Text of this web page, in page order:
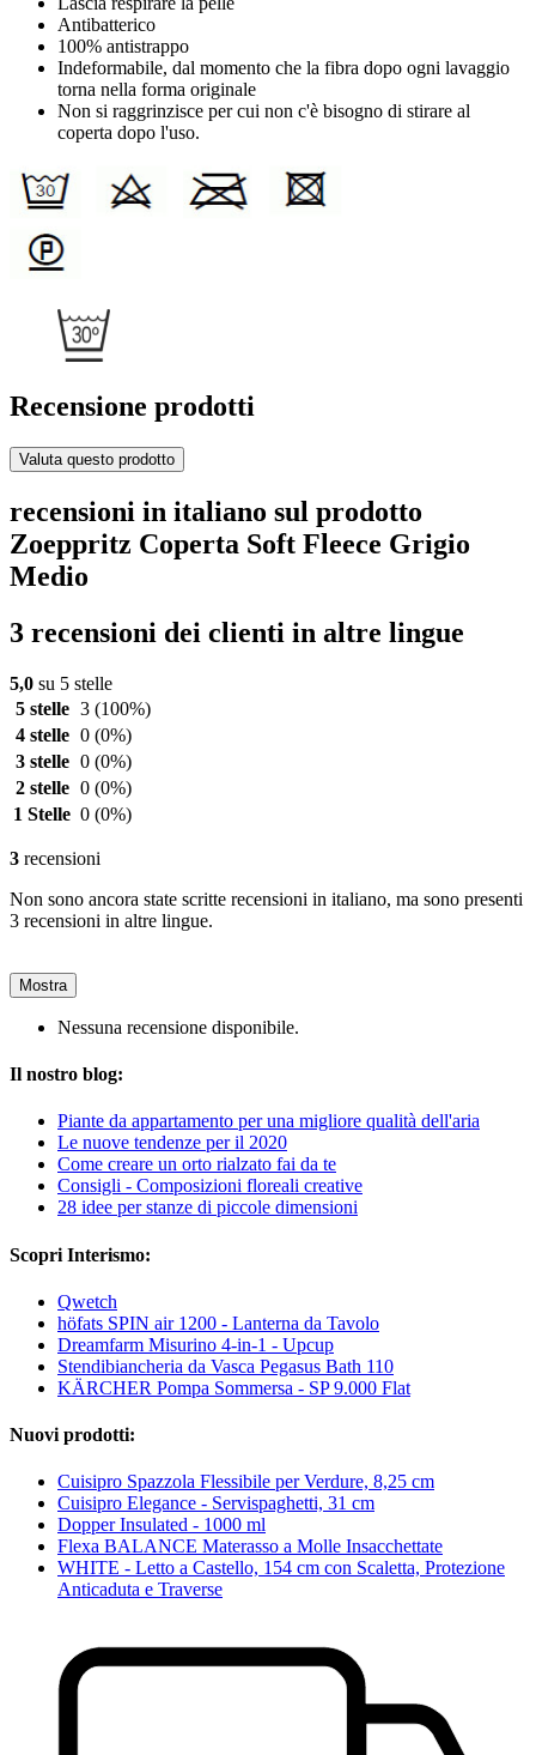
Antibatterico
100% antistrappo
Indeformabile, dal momento che la fibra dopo ogni lavaggio
torna nella forma originale
Non si raggrinzisce per cui non c'è bisogno di stirare al
coperta dopo l'uso.
Recensione prodotti
Valuta questo prodotto
recensioni in italiano sul prodotto
Zoeppritz Coperta Soft Fleece Grigio
Medio
3 recensioni dei clienti in altre lingue
5,0 su 5 stelle
5 stelle 3 (100%)
4 stelle 0 (0%)
3 stelle 0 (0%)
2 stelle 0 (0%)
1 Stelle 0 (0%)
3 recensioni
Non sono ancora state scritte recensioni in italiano, ma sono presenti
3 recensioni in altre lingue.
Mostra
Nessuna recensione disponibile.
Il nostro blog:
Piante da appartamento per una migliore qualità dell'aria
Le nuove tendenze per il 2020
Come creare un orto rialzato fai da te
Consigli - Composizioni floreali creative
28 idee per stanze di piccole dimensioni
Scopri Interismo:
Qwetch
höfats SPIN air 1200 - Lanterna da Tavolo
Dreamfarm Misurino 4-in-1 - Upcup
Stendibiancheria da Vasca Pegasus Bath 110
KÄRCHER Pompa Sommersa - SP 9.000 Flat
Nuovi prodotti:
Cuisipro Spazzola Flessibile per Verdure, 8,25 cm
Cuisipro Elegance - Servispaghetti, 31 cm
Dopper Insulated - 1000 ml
Flexa BALANCE Materasso a Molle Insacchettate
WHITE - Letto a Castello, 154 cm con Scaletta, Protezione
Anticaduta e Traverse